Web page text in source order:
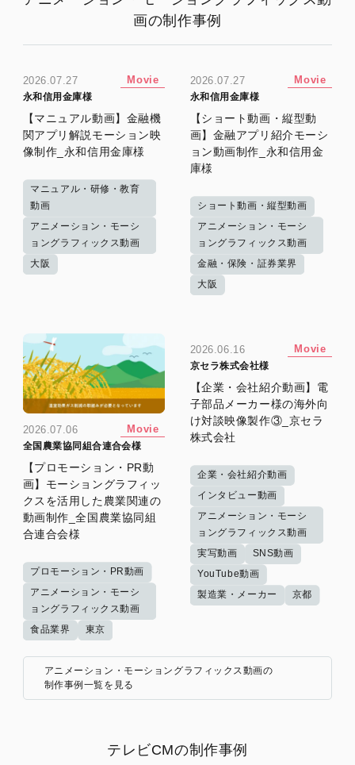
画の制作事例
2026.07.27 Movie
永和信用金庫様
【マニュアル動画】金融機
関アプリ解説モーション映
像制作_永和信用金庫様
マニュアル・研修・教育
動画
アニメーション・モーシ
ョングラフィックス動画
大阪
2026.07.27 Movie
永和信用金庫様
【ショート動画・縦型動
画】金融アプリ紹介モーシ
ョン動画制作_永和信用金
庫様
ショート動画・縦型動画
アニメーション・モーシ
ョングラフィックス動画
金融・保険・証券業界
大阪
2026.07.06 Movie
全国農業協同組合連合会様
【プロモーション・PR動
画】モーショングラフィッ
クスを活用した農業関連の
動画制作_全国農業協同組
合連合会様
プロモーション・PR動画
アニメーション・モーシ
ョングラフィックス動画
食品業界
東京
2026.06.16 Movie
京セラ株式会社様
【企業・会社紹介動画】電
子部品メーカー様の海外向
け対談映像製作③_京セラ
株式会社
企業・会社紹介動画
インタビュー動画
アニメーション・モーシ
ョングラフィックス動画
実写動画
SNS動画
YouTube動画
製造業・メーカー
京都
アニメーション・モーショングラフィックス動画の
制作事例一覧を見る
テレビCMの制作事例